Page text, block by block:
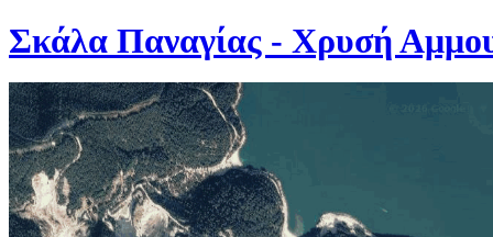
Σκάλα Παναγίας - Χρυσή